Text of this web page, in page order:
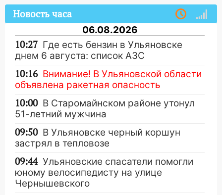
Новость часа
06.08.2026
10:27 Где есть бензин в Ульяновске
днем 6 августа: список АЗС
10:16 Внимание! В Ульяновской области
объявлена ракетная опасность
10:00 В Старомайнском районе утонул
51-летний мужчина
09:50 В Ульяновске черный коршун
застрял в тепловозе
09:44 Ульяновские спасатели помогли
юному велосипедисту на улице
Чернышевского